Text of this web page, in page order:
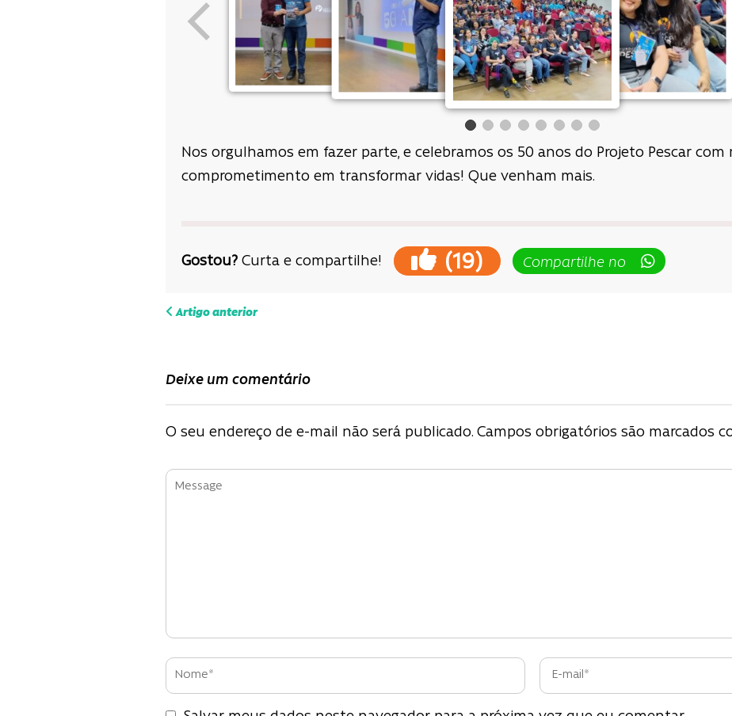
Nos orgulhamos em fazer parte, e celebramos os 50 anos do Projeto Pescar com
comprometimento em transformar vidas! Que venham mais.
Gostou? Curta e compartilhe! (19) Compartilhe no
Navegação
de
Artigo anterior
Deixe um comentário
O seu endereço de e-mail não será publicado. Campos obrigatórios são marcados